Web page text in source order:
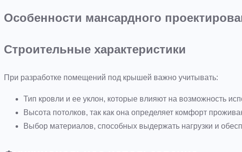
Особенности мансардного
Строительные характеристики
При разработке помещений под крышей важно учитывать:
Тип кровли и ее уклон, которые влияют на возможность
Высота потолков, так как она определяет комфорт
Выбор материалов, способных выдержать нагрузки и